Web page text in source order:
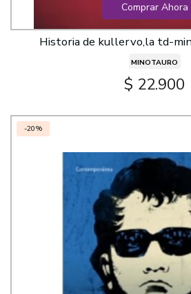
Comprar Ahora
Historia de kullervo,la td-
MINOTAURO
$ 22.900
-20%